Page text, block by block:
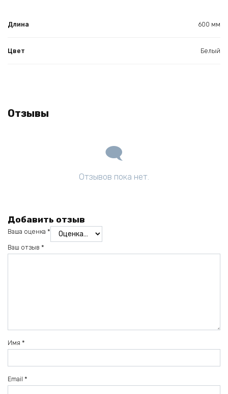
Длина 600 мм
Цвет Белый
Отзывы
Отзывов пока нет.
Добавить отзыв
Ваша оценка *
Ваш отзыв *
Имя *
Email *